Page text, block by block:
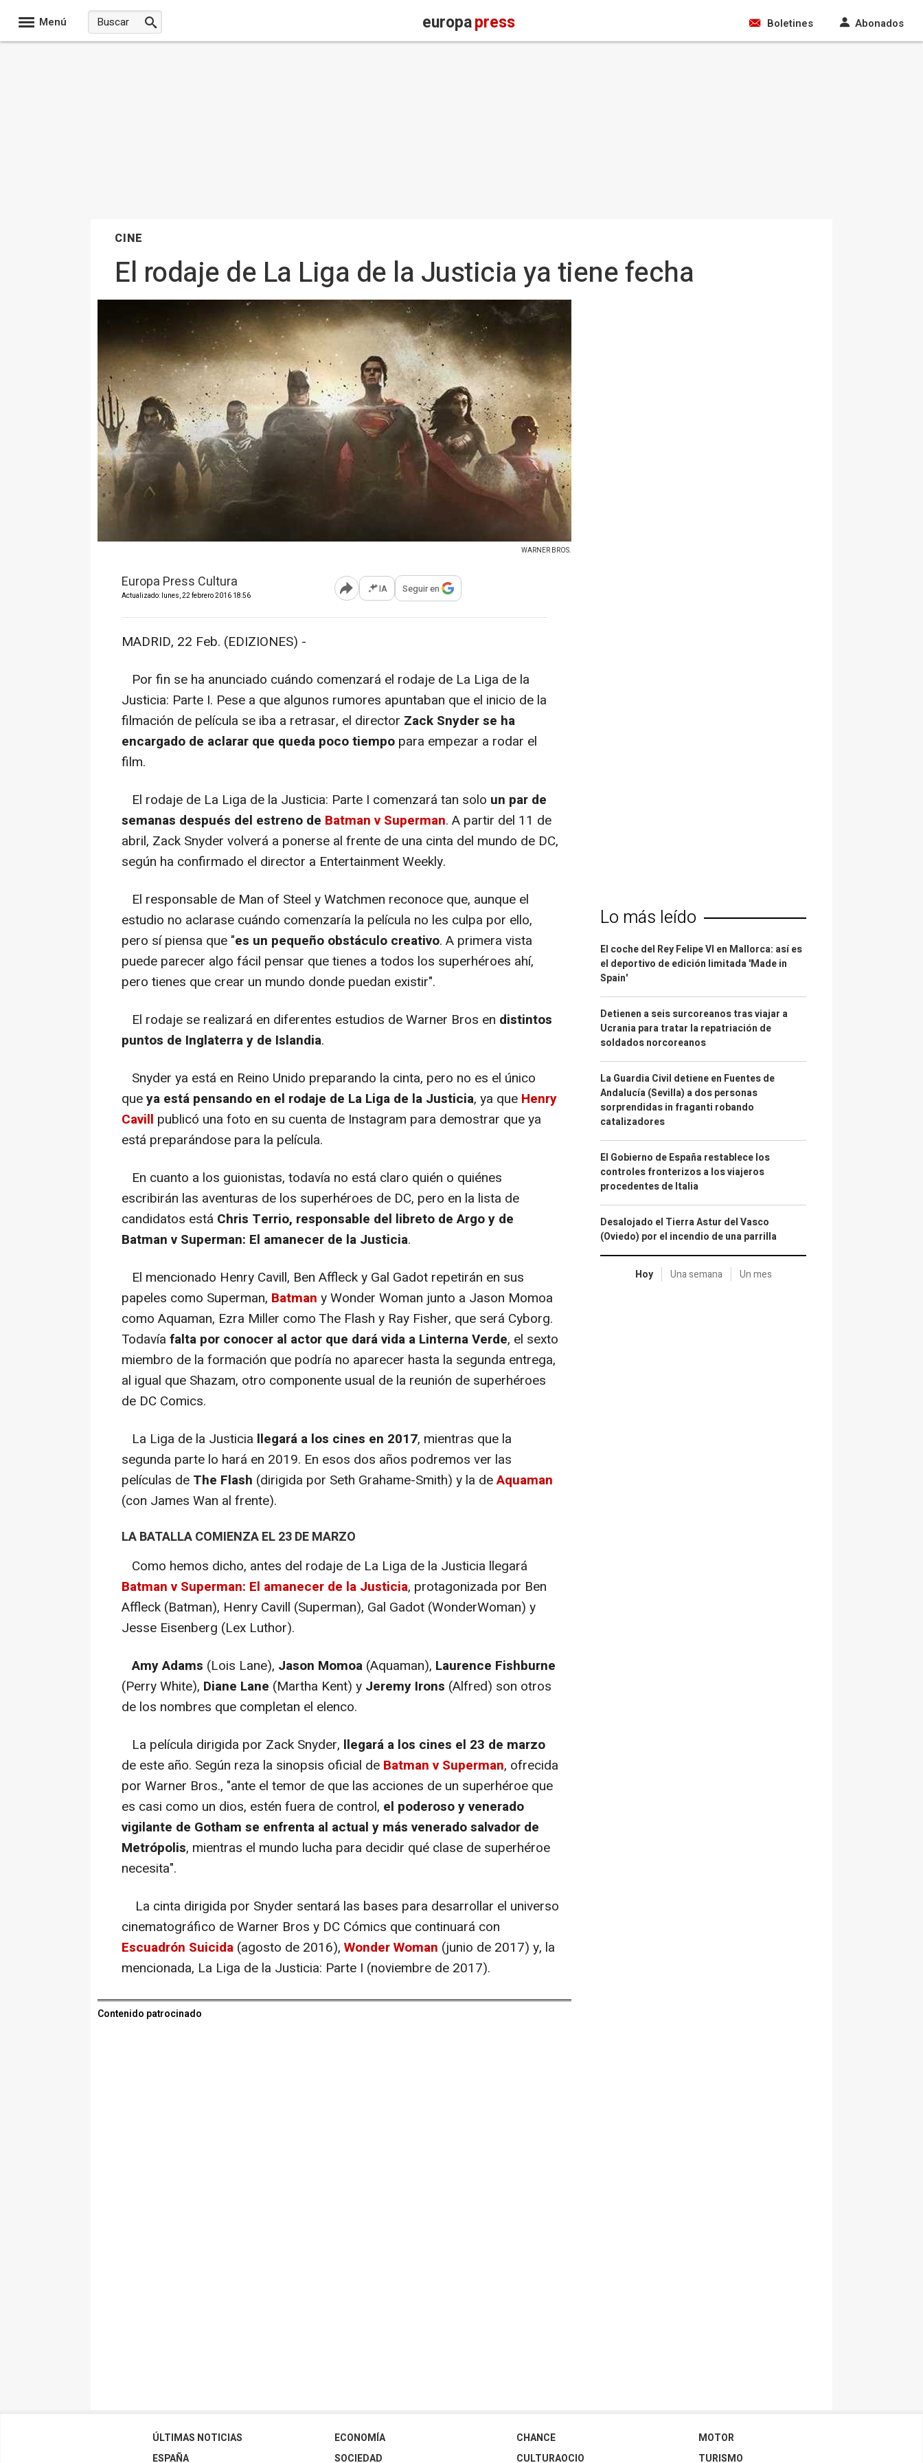
Menú europapress Boletines Abonados
CINE
El rodaje de La Liga de la Justicia ya tiene fecha
WARNER BROS.
Europa Press Cultura
Actualizado: lunes, 22 febrero 2016 18:56 Abrir opciones para compartir
IA Seguir en
MADRID, 22 Feb. (EDIZIONES) -
Por fin se ha anunciado cuándo comenzará el rodaje de La Liga de la
Justicia: Parte I. Pese a que algunos rumores apuntaban que el inicio de la
filmación de película se iba a retrasar, el director Zack Snyder se ha
encargado de aclarar que queda poco tiempo para empezar a rodar el
film.
El rodaje de La Liga de la Justicia: Parte I comenzará tan solo un par de
semanas después del estreno de Batman v Superman. A partir del 11 de
abril, Zack Snyder volverá a ponerse al frente de una cinta del mundo de DC,
según ha confirmado el director a Entertainment Weekly.
El responsable de Man of Steel y Watchmen reconoce que, aunque el
estudio no aclarase cuándo comenzaría la película no les culpa por ello,
pero sí piensa que "es un pequeño obstáculo creativo. A primera vista
puede parecer algo fácil pensar que tienes a todos los superhéroes ahí,
pero tienes que crear un mundo donde puedan existir".
El rodaje se realizará en diferentes estudios de Warner Bros en distintos
puntos de Inglaterra y de Islandia.
Snyder ya está en Reino Unido preparando la cinta, pero no es el único
queya está pensando en el rodaje de La Liga de la Justicia, ya que Henry
Cavill publicó una foto en su cuenta de Instagram para demostrar que ya
está preparándose para la película.
En cuanto a los guionistas, todavía no está claro quién o quiénes
escribirán las aventuras de los superhéroes de DC, pero en la lista de
candidatos está Chris Terrio, responsable del libreto de Argo y de
Batman v Superman: El amanecer de la Justicia.
El mencionado Henry Cavill, Ben Affleck y Gal Gadot repetirán en sus
papeles como Superman, Batman y Wonder Woman junto a Jason Momoa
como Aquaman, Ezra Miller como The Flash y Ray Fisher, que será Cyborg.
Todavía falta por conocer al actor que dará vida a Linterna Verde, el sexto
miembro de la formación que podría no aparecer hasta la segunda entrega,
al igual que Shazam, otro componente usual de la reunión de superhéroes
de DC Comics.
La Liga de la Justicia llegará a los cines en 2017, mientras que la
segunda parte lo hará en 2019. En esos dos años podremos ver las
películas de The Flash (dirigida por Seth Grahame-Smith) y la deAquaman
(con James Wan al frente).
LA BATALLA COMIENZA EL 23 DE MARZO
Como hemos dicho, antes del rodaje de La Liga de la Justicia llegará
Batman v Superman: El amanecer de la Justicia, protagonizada por Ben
Affleck (Batman), Henry Cavill (Superman), Gal Gadot (WonderWoman) y
Jesse Eisenberg (Lex Luthor).
Amy Adams (Lois Lane), Jason Momoa (Aquaman), Laurence Fishburne
(Perry White), Diane Lane (Martha Kent) y Jeremy Irons (Alfred) son otros
de los nombres que completan el elenco.
La película dirigida por Zack Snyder, llegará a los cines el 23 de marzo
de este año. Según reza la sinopsis oficial de Batman v Superman, ofrecida
por Warner Bros., "ante el temor de que las acciones de un superhéroe que
es casi como un dios, estén fuera de control, el poderoso y venerado
vigilante de Gotham se enfrenta al actual y más venerado salvador de
Metrópolis, mientras el mundo lucha para decidir qué clase de superhéroe
necesita".
La cinta dirigida por Snyder sentará las bases para desarrollar el universo
cinematográfico de Warner Bros y DC Cómics que continuará con
Escuadrón Suicida (agosto de 2016), Wonder Woman (junio de 2017) y, la
mencionada, La Liga de la Justicia: Parte I (noviembre de 2017).
Contenido patrocinado
Lo más leído
El coche del Rey Felipe VI en Mallorca: así es
el deportivo de edición limitada 'Made in
Spain'
Detienen a seis surcoreanos tras viajar a
Ucrania para tratar la repatriación de
soldados norcoreanos
La Guardia Civil detiene en Fuentes de
Andalucía (Sevilla) a dos personas
sorprendidas in fraganti robando
catalizadores
El Gobierno de España restablece los
controles fronterizos a los viajeros
procedentes de Italia
Desalojado el Tierra Astur del Vasco
(Oviedo) por el incendio de una parrilla
Hoy Una semana Un mes
ÚLTIMAS NOTICIAS
ESPAÑA
ECONOMÍA
SOCIEDAD
CHANCE
CULTURAOCIO
MOTOR
TURISMO